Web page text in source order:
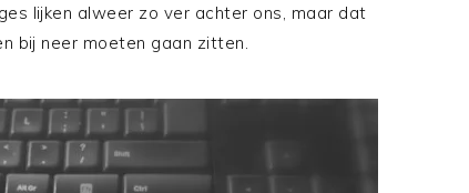
lijken alweer zo ver achter ons, maar dat
bij neer moeten gaan zitten.